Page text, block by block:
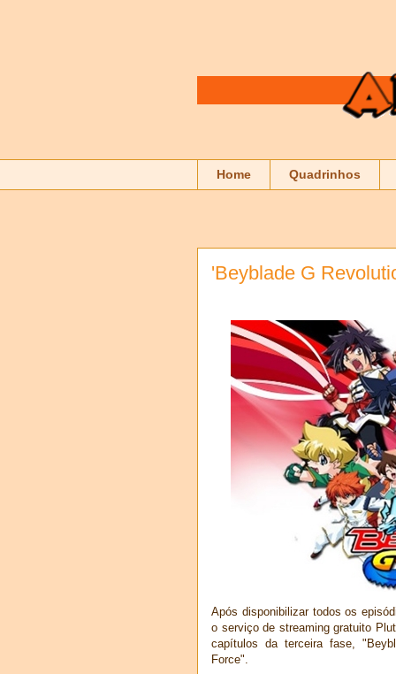
Home Quadrinhos
'Beyblade G
Após disponibilizar todos os
o serviço de streaming gratuito
capítulos da terceira fase,
Force".